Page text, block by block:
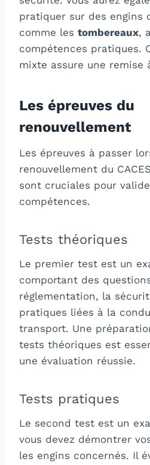
pratiquer sur des engins
comme les tombereaux,
compétences pratiques.
mixte assure une remise
Les épreuves du
renouvellement
Les épreuves à passer
renouvellement du
sont cruciales pour
compétences.
Tests théoriques
Le premier test est un
comportant des
réglementation, la
pratiques liées à la
transport. Une
tests théoriques est
une évaluation réussie.
Tests pratiques
Le second test est un
vous devez démontrer
les engins concernés. Il